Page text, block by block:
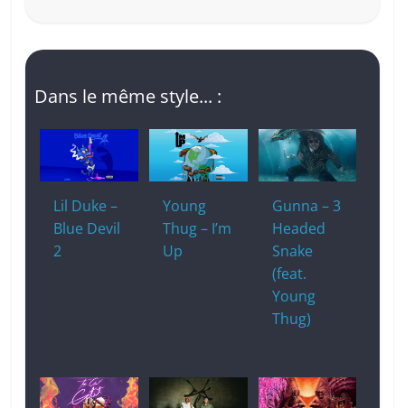
Dans le même style... :
Lil Duke –
Blue Devil
2
Young
Thug – I’m
Up
Gunna – 3
Headed
Snake
(feat.
Young
Thug)